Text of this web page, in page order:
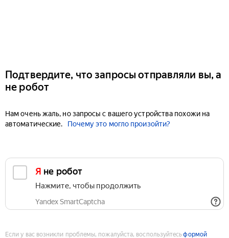
Подтвердите, что запросы отправляли вы, а
не робот
Нам очень жаль, но запросы с вашего устройства похожи на
автоматические.
Почему это могло произойти?
Я не робот
Нажмите, чтобы продолжить
Yandex SmartCaptcha
Если у вас возникли проблемы, пожалуйста, воспользуйтесьформой